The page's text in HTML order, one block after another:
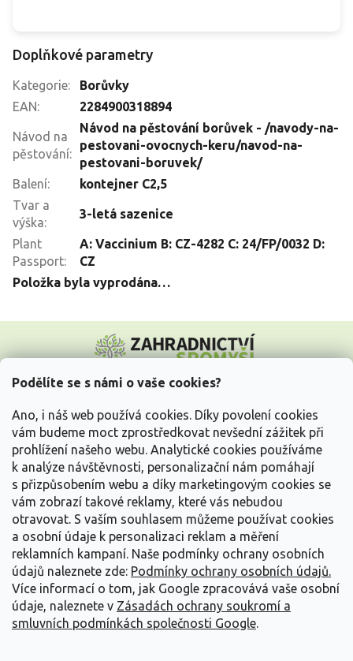
Podělíte se s námi o vaše cookies?
Ano, i náš web používá cookies. Díky povolení cookies
vám budeme moct zprostředkovat nevšední zážitek při
prohlížení našeho webu. Analytické cookies používáme
k analýze návštěvnosti, personalizační nám pomáhají
s přizpůsobením webu a díky marketingovým cookies se
vám zobrazí takové reklamy, které vás nebudou
otravovat. S vaším souhlasem můžeme používat cookies
a osobní údaje k personalizaci reklam a měření
reklamních kampaní. Naše podmínky ochrany osobních
údajů naleznete zde: Podmínky ochrany osobních údajů.
Více informací o tom, jak Google zpracovává vaše osobní
údaje, naleznete v Zásadách ochrany soukromí a
smluvních podmínkách společnosti Google.
Doplňkové parametry
Kategorie:
Borůvky
EAN: 2284900318894
Návod na
pěstování:
Návod na pěstování borůvek - /navody-na-
pestovani-ovocnych-keru/navod-na-
pestovani-boruvek/
Balení:
kontejner C2,5
Tvar a
výška:
3-letá sazenice
Plant
Passport:
A: Vaccinium B: CZ-4282 C: 24/FP/0032 D:
CZ
Položka byla vyprodána…
p
Vše o nákupu
Informace pro Vás
Kontakujte nás